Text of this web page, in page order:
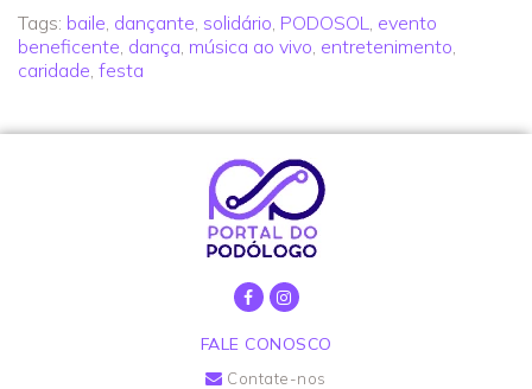
Tags: baile dançante solidário PODOSOL
evento
beneficente dança música ao vivo entretenimento
caridade festa
FALE CONOSCO
Contate-nos